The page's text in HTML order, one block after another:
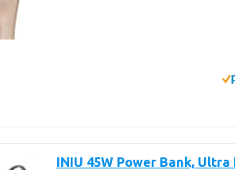
INIU 45W Power Bank,